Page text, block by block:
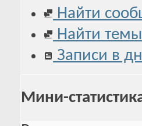
Найти
Найти темы
Записи в
Мини-